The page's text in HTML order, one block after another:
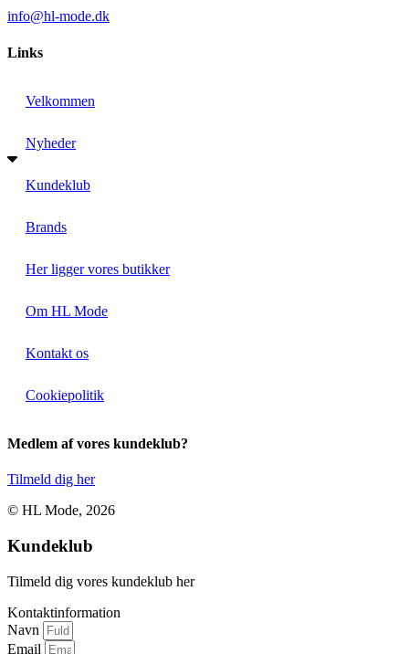
info@hl-mode.dk
Links
Velkommen
Nyheder
Kundeklub
Brands
Her ligger vores butikker
Om HL Mode
Kontakt os
Cookiepolitik
Medlem af vores kundeklub?
Tilmeld dig her
© HL Mode, 2026
Kundeklub
Tilmeld dig vores kundeklub her
Kontaktinformation
Navn
Email